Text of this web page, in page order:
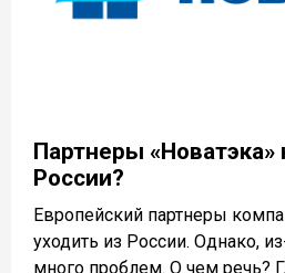
Партнеры «Новатэка»
России?
Европейский партнеры
уходить из России. Однако,
много проблем. О чем речь?